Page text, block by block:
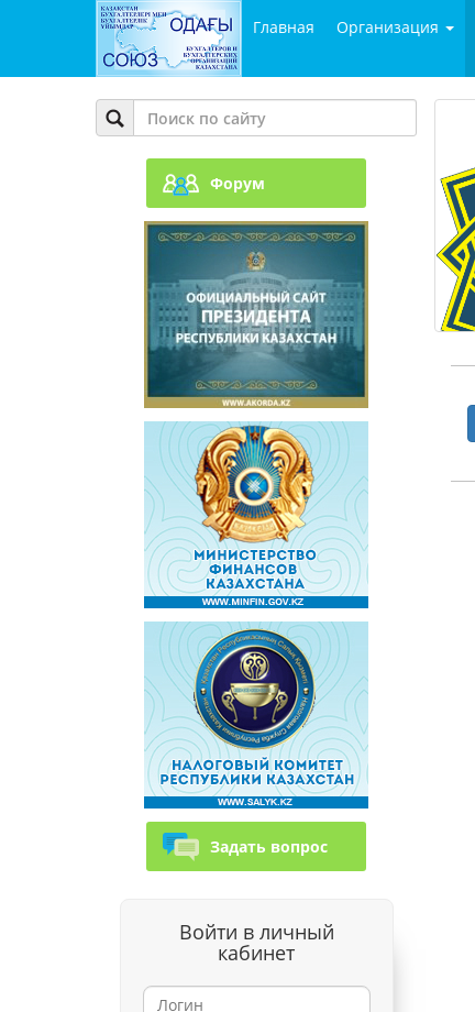
Главная Организация
Форум
Задать вопрос
Войти в личный
кабинет